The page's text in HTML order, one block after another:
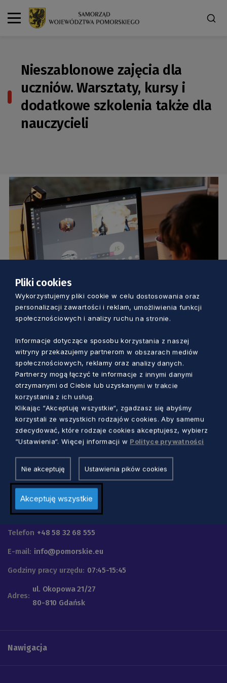
Nieszablonowe zajęcia dla
uczniów. Warsztaty, kursy i
dodatkowe szkolenia także dla
nauczycieli
EDUKACJA
Warsztaty, kursy i dodatkowe szkolenia
także dla nauczycieli
Aleksander Olszak
Urząd Marszałkowski
Województwa Pomorskiego
Telefon +48 58 32 68 555
E-mail: info@pomorskie.eu
Godziny pracy urzędu: 07:45-15:45
Adres:
ul. Okopowa 21/27
80-810 Gdańsk
Nawigacja
Pliki cookies
Wykorzystujemy pliki cookie w celu dostosowania oraz
personalizacji zawartości i reklam, umożliwienia funkcji
społecznościowych i analizy ruchu na stronie.
Informacje dotyczące sposobu korzystania z naszej
witryny przekazujemy partnerom w obszarach mediów
społecznościowych, reklamy oraz analizy danych.
Partnerzy mogą łączyć te informacje z innymi danymi
otrzymanymi od Ciebie lub uzyskanymi w trakcie
korzystania z ich usług.
Klikając “Akceptuję wszystkie“, zgadzasz się abyśmy
korzystali ze wszystkich rodzajów cookies. Aby samemu
zdecydować, które rodzaje cookies akceptujesz, wybierz
“Ustawienia“. Więcej informacji w Polityce prywatności
Nie akceptuję Ustawienia pików cookies
Akceptuję wszystkie